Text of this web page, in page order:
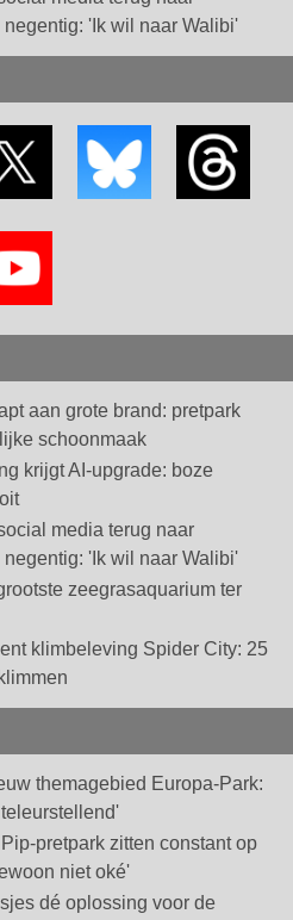
'Ik wil naar Walibi'
aan grote brand: pretpark
schoonmaak
krijgt AI-upgrade: boze
media terug naar
'Ik wil naar Walibi'
zeegrasaquarium ter
klimbeleving Spider City: 25
themagebied Europa-Park:
pretpark zitten constant op
niet oké'
dé oplossing voor de